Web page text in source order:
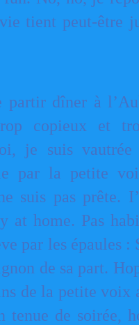
tient peut-être
partir dîner à
copieux et
je suis
par la petite
suis pas prête.
at home. Pas
par les épaules
de sa part.
de la petite voix
tenue de soirée,